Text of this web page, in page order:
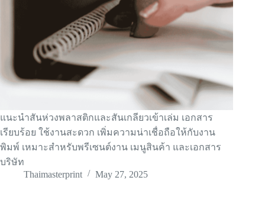
แนะนำสันห่วงพลาสติกและสันเกลียวเข้าเล่ม เอกสาร
เรียบร้อย ใช้งานสะดวก เพิ่มความน่าเชื่อถือให้กับงาน
พิมพ์ เหมาะสำหรับพรีเซนต์งาน เมนูสินค้า และเอกสาร
บริษัท
Thaimasterprint
May 27, 2025